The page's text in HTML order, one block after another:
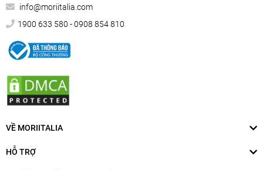
info@moriitalia.com
1900 633 580 - 0908 854 810
VỀ MORIITALIA
HỖ TRỢ